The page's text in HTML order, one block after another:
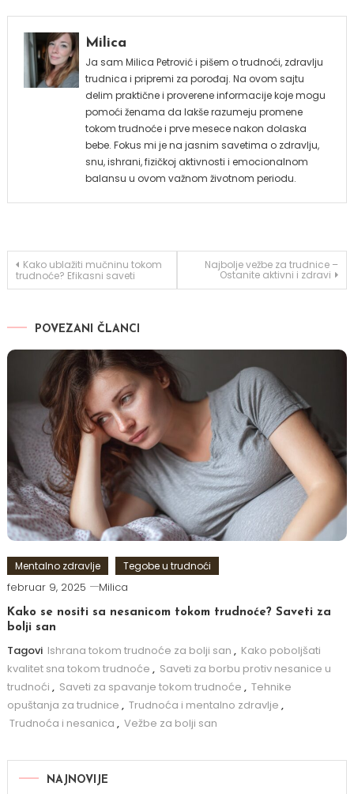
Milica
Ja sam Milica Petrović i pišem o trudnoći, zdravlju
trudnica i pripremi za porođaj. Na ovom sajtu
delim praktične i proverene informacije koje mogu
pomoći ženama da lakše razumeju promene
tokom trudnoće i prve mesece nakon dolaska
bebe. Fokus mi je na jasnim savetima o zdravlju,
snu, ishrani, fizičkoj aktivnosti i emocionalnom
balansu u ovom važnom životnom periodu.
Kretanje
Kako ublažiti mučninu tokom
trudnoće? Efikasni saveti
Najbolje vežbe za trudnice –
Ostanite aktivni i zdravi
POVEZANI ČLANCI
Mentalno zdravlje Tegobe u trudnoći
februar 9, 2025 Milica
Kako se nositi sa nesanicom tokom trudnoće? Saveti za
bolji san
Tagovi Ishrana tokom trudnoće za bolji san , Kako poboljšati
kvalitet sna tokom trudnoće , Saveti za borbu protiv nesanice u
trudnoći , Saveti za spavanje tokom trudnoće , Tehnike
opuštanja za trudnice , Trudnoća i mentalno zdravlje ,
Trudnoća i nesanica , Vežbe za bolji san
NAJNOVIJE